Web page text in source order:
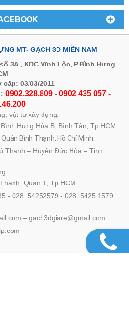
MT- GẠCH 3D MIỀN NAM
3A , KDC Vĩnh Lộc, P.Bình Hưng
cấp: 03/03/2011
0902.328.809 - 0902 435 057 -
vật tư xây dựng:
Hưng Hòa B, Bình Tân, Tp.HCM
Bình Thạnh, Hồ Chí Minh.
Thạnh – Huyện Đức Hòa – Tỉnh
Quận 1, Tp.HCM
- 028. 54252579 - 028. 5425 1579
– gach3dgiare@gmail.com